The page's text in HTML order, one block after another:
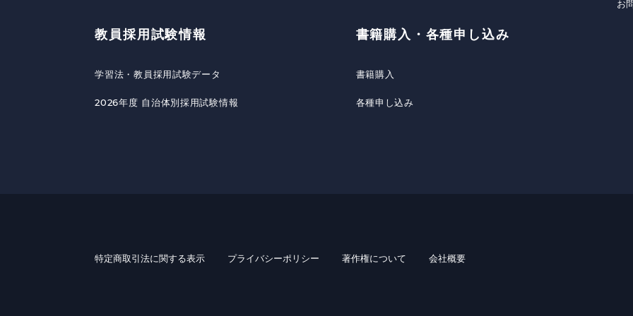
教員採用試験情報
学習法・教員採用試験データ
2026年度 自治体別採用試験情報
書籍購入・各種申し込み
書籍購入
各種申し込み
お
特定商取引法に関する表示 プライバシーポリシー 著作権について 会社概要